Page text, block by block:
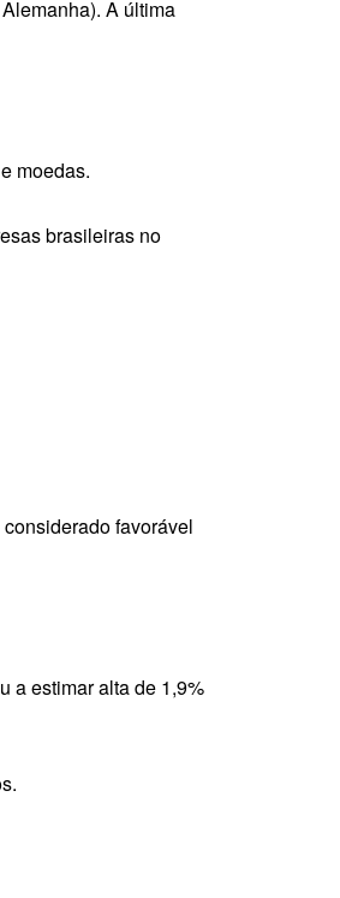
A última
moedas.
brasileiras no
favorável
a estimar alta de 1,9%